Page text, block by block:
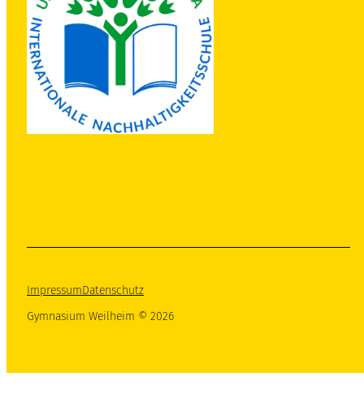
ImpressumDatenschutz
Gymnasium Weilheim © 2026